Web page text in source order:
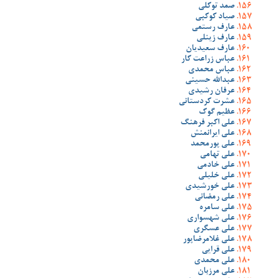
صمد توکلی
صیاد کوکبی
عارف رستمی
عارف زینلی
عارف سعیدیان
عباس زراعت کار
عباس محمدی
عبدالله حسینی
عرفان رشیدی
عشرت کردستانی
عظیم گوک
علی اکبر فرهنگ
علی ایرانمنش
علی پورمحمد
علی تهامی
علی خادمی
علی خلیلی
علی خورشیدی
علی رمضانی
علی سامره
علی شهسواری
علی عسگری
علی غلامرضاپور
علی قرایی
علی محمدی
علی مرزبان